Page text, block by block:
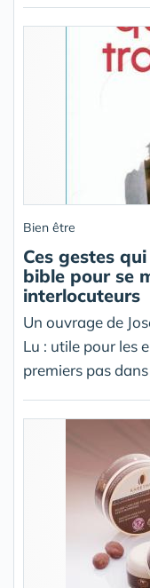
Bien être
Ces gestes
bible pour se
interlocuteurs
Un ouvrage de
Lu : utile pour les
premiers pas